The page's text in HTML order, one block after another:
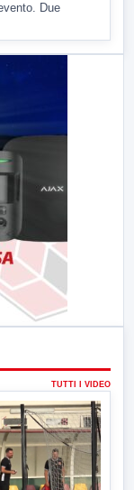
Due
TUTTI I VIDEO